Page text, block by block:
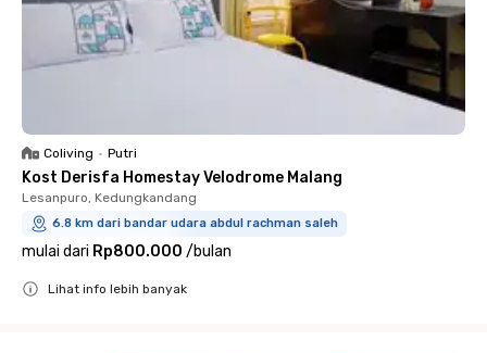
Coliving • Putri
Kost Derisfa Homestay Velodrome Malang
Lesanpuro, Kedungkandang
6.8 km dari bandar udara abdul rachman saleh
mulai dari Rp800.000 /bulan
Lihat info lebih banyak